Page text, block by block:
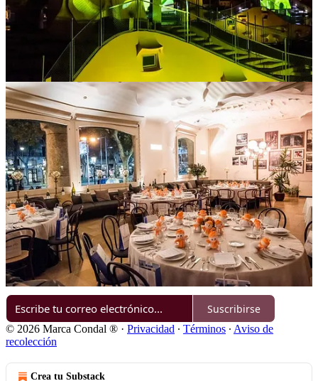
Anterior
Siguiente
Discusión sobre este post
Comentarios Restacks
Lo mejor de Último
Sin posts
Por supuesto, sigue adelante.
Suscribirse
© 2026 Marca Condal ®️ · Privacidad ∙ Términos ∙ Aviso de
recolección
Crea tu Substack